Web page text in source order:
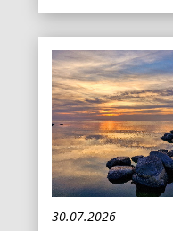
30.07.2026